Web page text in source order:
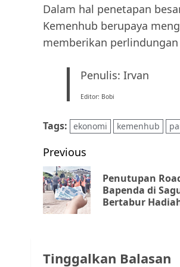
Dalam hal penetapan
Kemenhub berupaya
memberikan
Penulis: Irvan
Editor: Bobi
Tags: ekonomi kemenhub
Post
navigation
Previous
Penutupan
Bapenda di
Bertabur
Tinggalkan Balasan